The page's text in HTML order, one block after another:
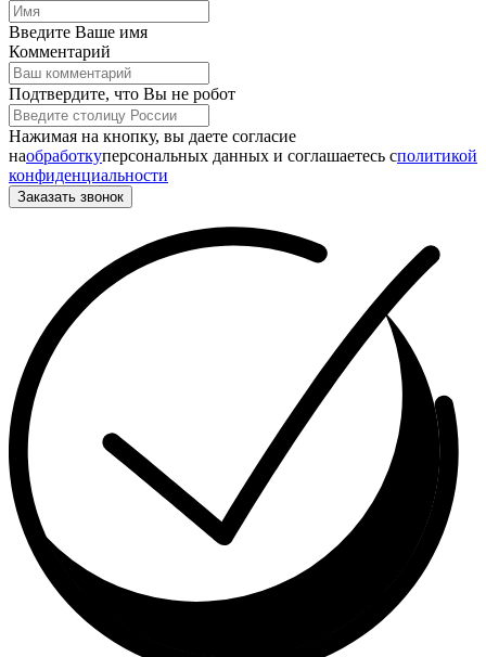
Введите Ваше имя
Комментарий
Подтвердите, что Вы не робот
Нажимая на кнопку, вы даете согласие
наобработкуперсональных данных и соглашаетесь cполитикой
конфиденциальности
Заказать звонок